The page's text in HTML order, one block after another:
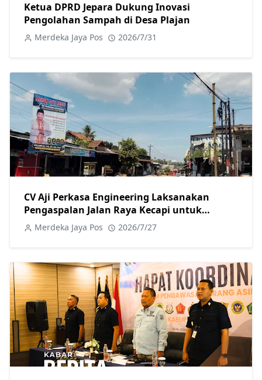
Ketua DPRD Jepara Dukung Inovasi
Pengolahan Sampah di Desa Plajan
Merdeka Jaya Pos 2026/7/31
CV Aji Perkasa Engineering Laksanakan
Pengaspalan Jalan Raya Kecapi untuk
Tingkatkan Kualitas Infrastruktur
Merdeka Jaya Pos 2026/7/27